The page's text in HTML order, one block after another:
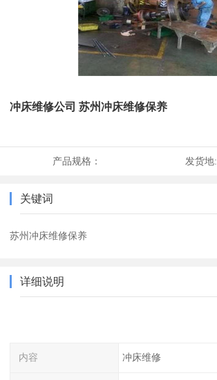
冲床维修公司 苏州冲床维修保养
产品规格： 发货地:
关键词
苏州冲床维修保养
详细说明
内容 冲床维修